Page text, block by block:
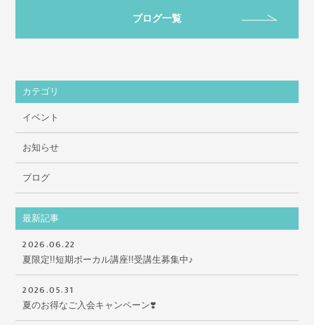
ブログ一覧
カテゴリ
イベント
お知らせ
ブログ
最新記事
2026.06.22
夏限定!!短期ボーカル講座!!受講生募集中♪
2026.05.31
夏のお得なご入会キャンペーン❣️